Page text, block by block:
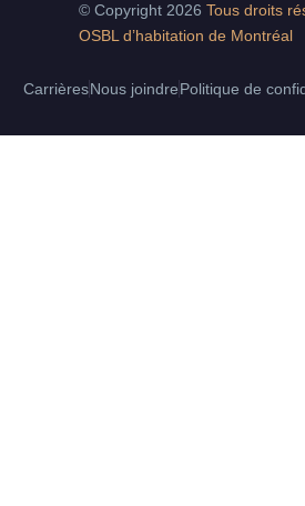
© Copyright 2026 Tous droits
OSBL d’habitation de Montréal
CarrièresNous joindre Politique de